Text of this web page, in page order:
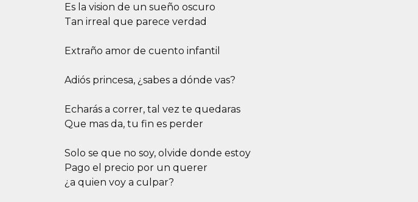
Es la vision de un sueño oscuro
Tan irreal que parece verdad
Extraño amor de cuento infantil
Adiós princesa, ¿sabes a dónde vas?
Echarás a correr, tal vez te quedaras
Que mas da, tu fin es perder
Solo se que no soy, olvide donde estoy
Pago el precio por un querer
¿a quien voy a culpar?